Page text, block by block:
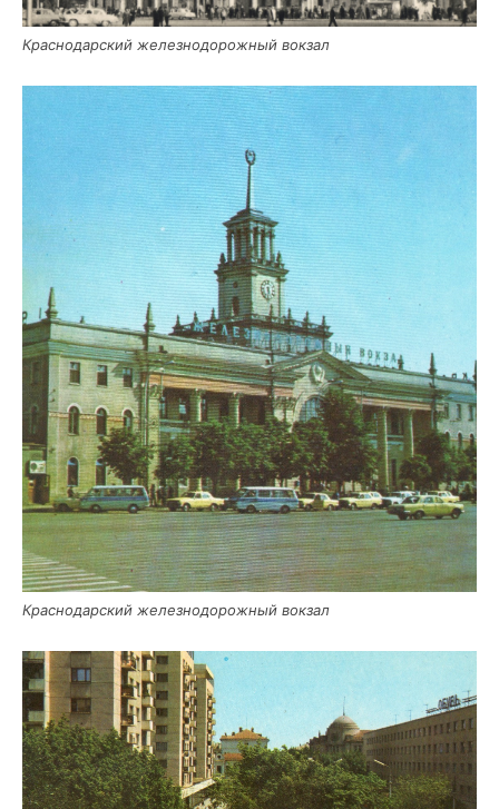
Крас­но­дар­ский желез­но­до­рож­ный вокзал
Крас­но­дар­ский желез­но­до­рож­ный вокзал